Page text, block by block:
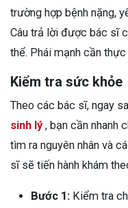
trường hợp bệnh nặng,
Câu trả lời được bác sĩ
thể. Phái mạnh cần
Kiểm tra sức khỏe
Theo các bác sĩ, ngay
sinh lý, bạn cần nhanh
tìm ra nguyên nhân và
sĩ sẽ tiến hành khám
Bước 1: Kiểm tra